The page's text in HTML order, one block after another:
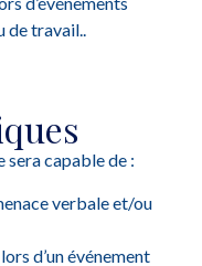
de travail..
sera capable de :
verbale et/ou
d’un événement